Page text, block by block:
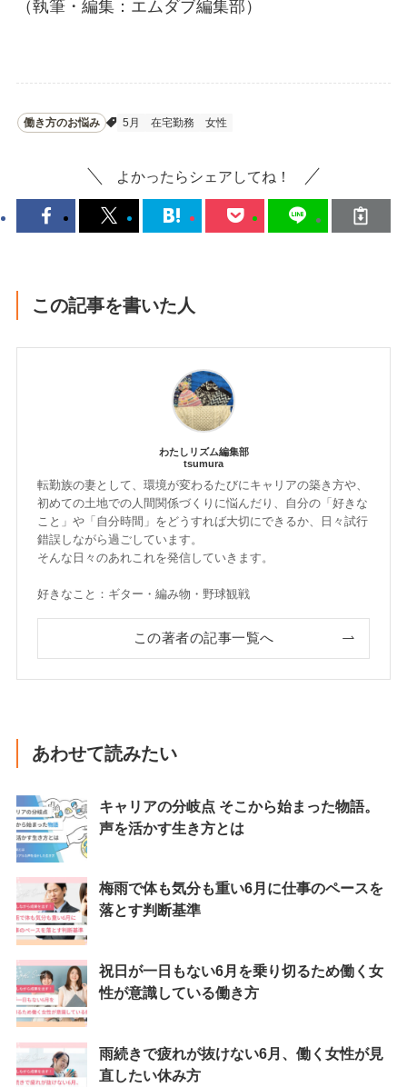
（執筆・編集：エムダブ編集部）
働き方のお悩み 5月 在宅勤務 女性
よかったらシェアしてね！
この記事を書いた人
わたしリズム編集部
tsumura
転勤族の妻として、環境が変わるたびにキャリアの築き方や、
初めての土地での人間関係づくりに悩んだり、自分の「好きな
こと」や「自分時間」をどうすれば大切にできるか、日々試行
錯誤しながら過ごしています。
そんな日々のあれこれを発信していきます。
好きなこと：ギター・編み物・野球観戦
この著者の記事一覧へ
あわせて読みたい
キャリアの分岐点 そこから始まった物語。
声を活かす生き方とは
梅雨で体も気分も重い6月に仕事のペースを
落とす判断基準
祝日が一日もない6月を乗り切るため働く女
性が意識している働き方
雨続きで疲れが抜けない6月、働く女性が見
直したい休み方